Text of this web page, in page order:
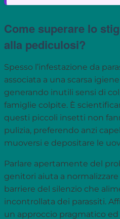
Come superare lo
alla pediculosi?
Spesso l’infestazione da
associata a una scarsa
generando inutili sensi di
famiglie colpite. È
questi piccoli insetti non
pulizia, preferendo anzi
muoversi e depositare le
Parlare apertamente del
genitori aiuta a
barriere del silenzio che
incontrollata dei parassiti.
un approccio pragmatico